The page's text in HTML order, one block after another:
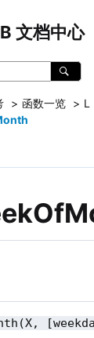
文档中心
函数一览
L